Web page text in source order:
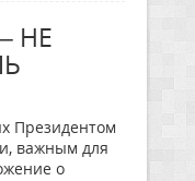
НЕ
Президентом
важным для
о